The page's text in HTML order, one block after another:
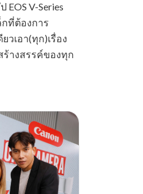
V-Series
กที่ต้องการ
วเอา(ทุก)เรื่อง
างสรรค์ของทุก